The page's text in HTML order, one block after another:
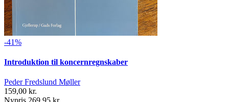
-41%
Introduktion til koncernregnskaber
Peder Fredslund Møller
159,00 kr.